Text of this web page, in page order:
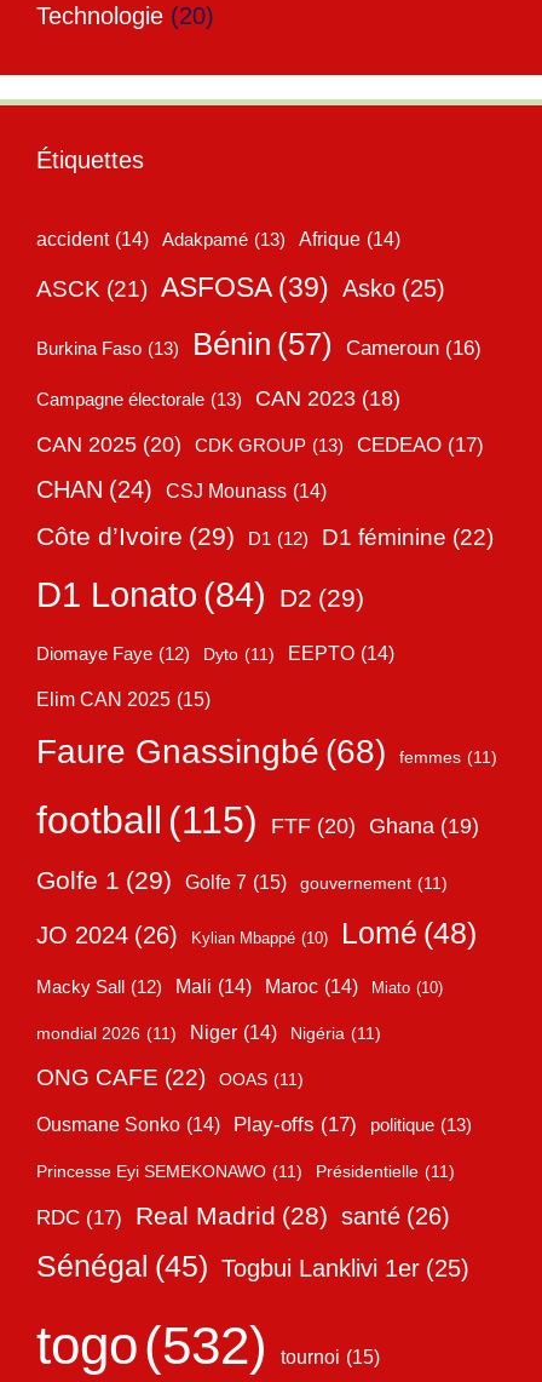
Technologie (20)
Étiquettes
accident (14) Adakpamé (13) Afrique (14)
ASCK (21) ASFOSA (39) Asko (25)
Burkina Faso (13) Bénin (57) Cameroun (16)
Campagne électorale (13) CAN 2023 (18)
CAN 2025 (20) CDK GROUP (13) CEDEAO (17)
CHAN (24) CSJ Mounass (14)
Côte d’Ivoire (29) D1 (12) D1 féminine (22)
D1 Lonato (84) D2 (29)
Diomaye Faye (12) Dyto (11) EEPTO (14)
Elim CAN 2025 (15)
Faure Gnassingbé (68) femmes (11)
football (115) FTF (20) Ghana (19)
Golfe 1 (29) Golfe 7 (15) gouvernement (11)
JO 2024 (26) Kylian Mbappé (10) Lomé (48)
Macky Sall (12) Mali (14) Maroc (14) Miato (10)
mondial 2026 (11) Niger (14) Nigéria (11)
ONG CAFE (22) OOAS (11)
Ousmane Sonko (14) Play-offs (17) politique (13)
Princesse Eyi SEMEKONAWO (11) Présidentielle (11)
RDC (17) Real Madrid (28) santé (26)
Sénégal (45) Togbui Lanklivi 1er (25)
togo(532) tournoi (15)